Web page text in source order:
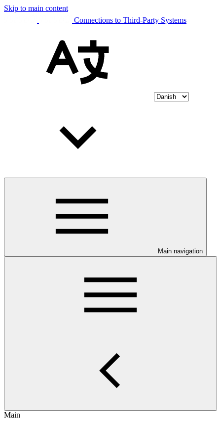
Skip to main content
Connections to Third-Party Systems
Main navigation
Main